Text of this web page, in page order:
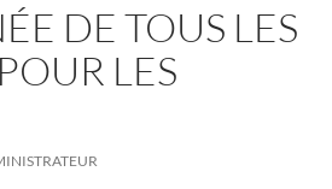
DE TOUS LES
LES